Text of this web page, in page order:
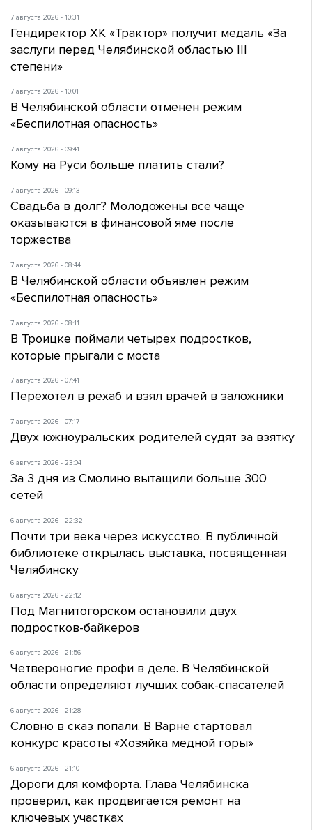
7 августа 2026 - 10:31
Гендиректор ХК «Трактор» получит медаль «За
заслуги перед Челябинской областью III
степени»
7 августа 2026 - 10:01
В Челябинской области отменен режим
«Беспилотная опасность»
7 августа 2026 - 09:41
Кому на Руси больше платить стали?
7 августа 2026 - 09:13
Свадьба в долг? Молодожены все чаще
оказываются в финансовой яме после
торжества
7 августа 2026 - 08:44
В Челябинской области объявлен режим
«Беспилотная опасность»
7 августа 2026 - 08:11
В Троицке поймали четырех подростков,
которые прыгали с моста
7 августа 2026 - 07:41
Перехотел в рехаб и взял врачей в заложники
7 августа 2026 - 07:17
Двух южноуральских родителей судят за взятку
6 августа 2026 - 23:04
За 3 дня из Смолино вытащили больше 300
сетей
6 августа 2026 - 22:32
Почти три века через искусство. В публичной
библиотеке открылась выставка, посвященная
Челябинску
6 августа 2026 - 22:12
Под Магнитогорском остановили двух
подростков-байкеров
6 августа 2026 - 21:56
Четвероногие профи в деле. В Челябинской
области определяют лучших собак-спасателей
6 августа 2026 - 21:28
Словно в сказ попали. В Варне стартовал
конкурс красоты «Хозяйка медной горы»
6 августа 2026 - 21:10
Дороги для комфорта. Глава Челябинска
проверил, как продвигается ремонт на
ключевых участках